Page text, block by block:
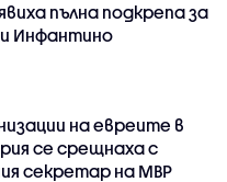
пълна подкрепа за
Инфантино
на евреите в
се срещнаха с
секретар на МВР